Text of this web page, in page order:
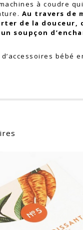
à coudre qui
Au travers de
de la douceur,
soupçon
bébé